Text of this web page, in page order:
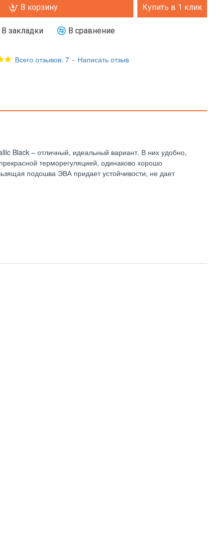
Всего отзывов: 7 - Написать отзыв
В корзину Купить в 1 клик
В закладки В сравнение
Black – отличный, идеальный вариант. В них удобно,
терморегуляцией, одинаково хорошо
подошва ЭВА придает устойчивости, не дает